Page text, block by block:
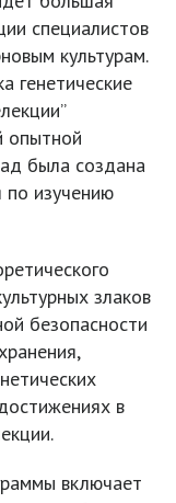
специалистов
культурам.
генетические
опытной
была создана
по изучению
злаков
безопасности
в
включает